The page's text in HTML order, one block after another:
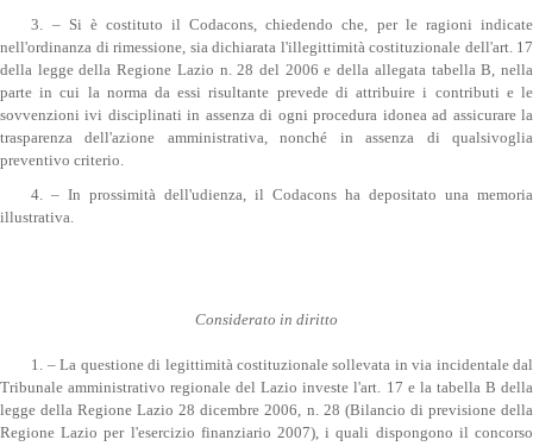
3. – Si è costituto il Codacons, chiedendo che, per le ragioni indicate
nell'ordinanza di rimessione, sia dichiarata l'illegittimità costituzionale dell'art. 17
della legge della Regione Lazio n. 28 del 2006 e della allegata tabella B, nella
parte in cui la norma da essi risultante prevede di attribuire i contributi e le
sovvenzioni ivi disciplinati in assenza di ogni procedura idonea ad assicurare la
trasparenza dell'azione amministrativa, nonché in assenza di qualsivoglia
preventivo criterio.
4. – In prossimità dell'udienza, il Codacons ha depositato una memoria
illustrativa.
Considerato in diritto
1. – La questione di legittimità costituzionale sollevata in via incidentale dal
Tribunale amministrativo regionale del Lazio investe l'art. 17 e la tabella B della
legge della Regione Lazio 28 dicembre 2006, n. 28 (Bilancio di previsione della
Regione Lazio per l'esercizio finanziario 2007), i quali dispongono il concorso